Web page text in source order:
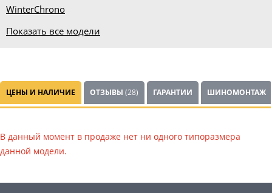
WinterChrono
Показать все модели
ЦЕНЫ И НАЛИЧИЕ ОТЗЫВЫ (28) ГАРАНТИИ ШИНОМОНТАЖ
В данный момент в продаже нет ни одного типоразмера
данной модели.